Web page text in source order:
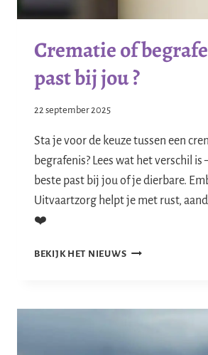
Crematie of
past bij jou ?
22 september 2025
Sta je voor de keuze tussen een
begrafenis? Lees wat het verschil is
beste past bij jou of je dierbare.
Uitvaartzorg helpt je met rust,
❤️
BEKIJK HET NIEUWSCREMATIE